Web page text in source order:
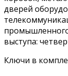
дверей
выступа:
Ключи в